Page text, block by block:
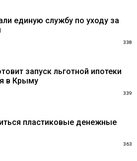
единую службу по уходу за
338
запуск льготной ипотеки
в Крыму
339
пластиковые денежные
363